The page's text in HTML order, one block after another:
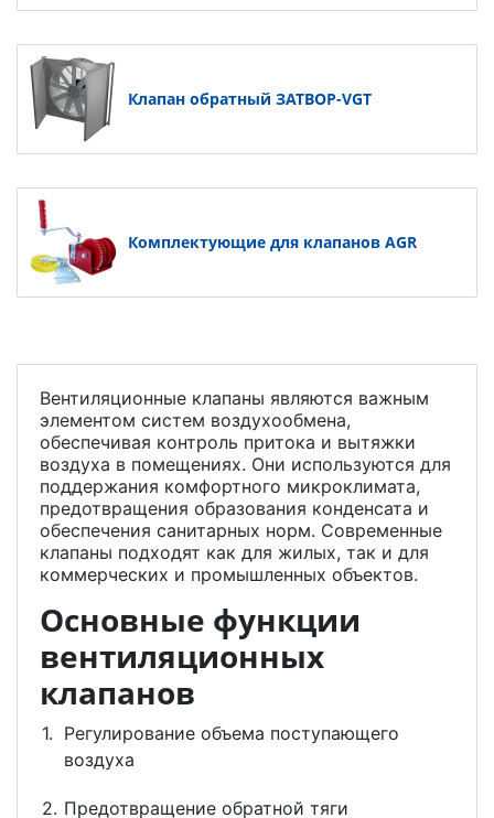
Клапан обратный ЗАТВОР-VGT
Комплектующие для клапанов AGR
Вентиляционные клапаны являются важным
элементом систем воздухообмена,
обеспечивая контроль притока и вытяжки
воздуха в помещениях. Они используются для
поддержания комфортного микроклимата,
предотвращения образования конденсата и
обеспечения санитарных норм. Современные
клапаны подходят как для жилых, так и для
коммерческих и промышленных объектов.
Основные функции
вентиляционных
клапанов
Регулирование объема поступающего
воздуха
Предотвращение обратной тяги